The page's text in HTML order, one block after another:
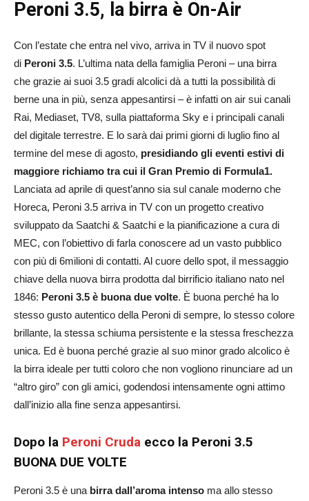
Peroni 3.5, la birra è On-Air
Con l’estate che entra nel vivo, arriva in TV il nuovo spot
di Peroni 3.5. L’ultima nata della famiglia Peroni – una birra
che grazie ai suoi 3.5 gradi alcolici dà a tutti la possibilità di
berne una in più, senza appesantirsi – è infatti on air sui canali
Rai, Mediaset, TV8, sulla piattaforma Sky e i principali canali
del digitale terrestre. E lo sarà dai primi giorni di luglio fino al
termine del mese di agosto, presidiando gli eventi estivi di
maggiore richiamo tra cui il Gran Premio di Formula1.
Lanciata ad aprile di quest’anno sia sul canale moderno che
Horeca, Peroni 3.5 arriva in TV con un progetto creativo
sviluppato da Saatchi & Saatchi e la pianificazione a cura di
MEC, con l’obiettivo di farla conoscere ad un vasto pubblico
con più di 6milioni di contatti. Al cuore dello spot, il messaggio
chiave della nuova birra prodotta dal birrificio italiano nato nel
1846: Peroni 3.5 è buona due volte. È buona perché ha lo
stesso gusto autentico della Peroni di sempre, lo stesso colore
brillante, la stessa schiuma persistente e la stessa freschezza
unica. Ed è buona perché grazie al suo minor grado alcolico è
la birra ideale per tutti coloro che non vogliono rinunciare ad un
“altro giro” con gli amici, godendosi intensamente ogni attimo
dall’inizio alla fine senza appesantirsi.
Dopo la Peroni Cruda ecco la Peroni 3.5
BUONA DUE VOLTE
Peroni 3.5 è una birra dall’aroma intenso ma allo stesso